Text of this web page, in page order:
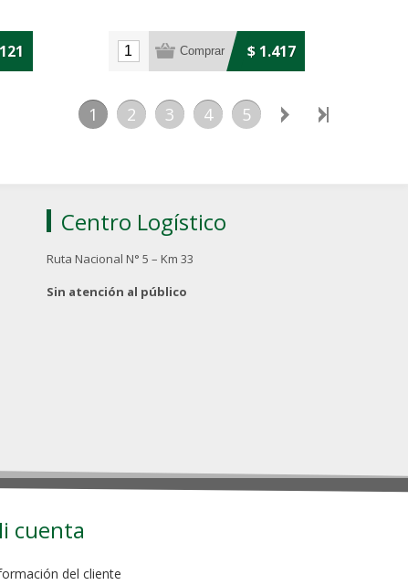
$ 1.417
1 2 3 4 5
Centro Logístico
Ruta Nacional N° 5 – Km 33
Sin atención al público
cuenta
del cliente